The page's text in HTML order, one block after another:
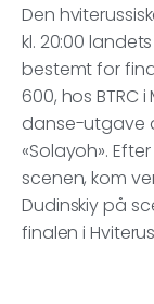
Den
kl. 20:00
bestemt for
600, hos BTRC
danse-utgave
«Solayoh».
scenen, kom
Dudinskiy på
finalen i